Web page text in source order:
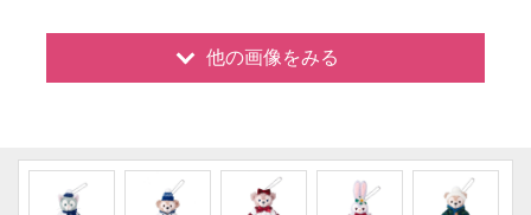
他の画像をみる